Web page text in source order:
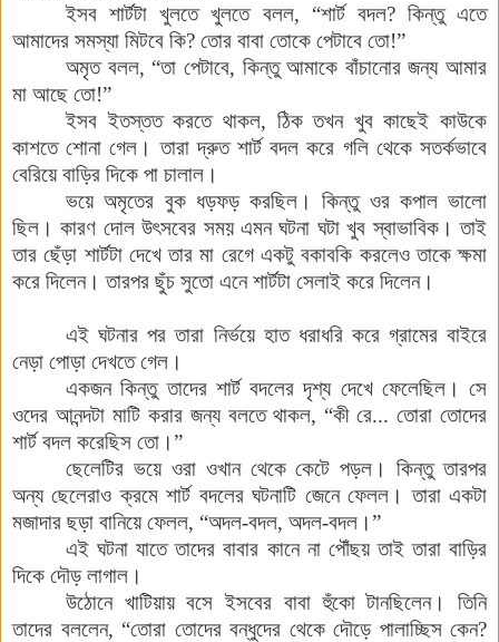
ইসব শার্টটা খুলতে খুলতে বলল, “শার্ট বদল? কিন্তু এতে
আমাদের সমস্যা মিটবে কি? তোর বাবা তোকে পেটাবে তো!”
অমৃত বলল, “তা পেটাবে, কিন্তু আমাকে বাঁচানোর জন্য আমার
মা আছে তো!”
ইসব ইতস্তত করতে থাকল, ঠিক তখন খুব কাছেই কাউকে
কাশতে শোনা গেল । তারা দ্রুত শার্ট বদল করে গলি থেকে সতর্কভাবে
বেরিয়ে বাড়ির দিকে পা চালাল ।
ভয়ে অমৃতের বুক ধড়ফড় করছিল । কিন্তু ওর কপাল ভালো
ছিল । কারণ দোল উৎসবের সময় এমন ঘটনা ঘটা খুব স্বাভাবিক। তাই
তার ছেঁড়া শার্টটা দেখে তার মা রেগে একটু বকাবকি করলেও তাকে ক্ষমা
করে দিলেন। তারপর ছুঁচ সুতো এনে শার্টটা সেলাই করে দিলেন।
এই ঘটনার পর তারা নির্ভয়ে হাত ধরাধরি করে গ্রামের বাইরে
নেড়া পোড়া দেখতে গেল ।
একজন কিন্তু তাদের শার্ট বদলের দৃশ্য দেখে ফেলেছিল। সে
ওদের আনন্দটা মাটি করার জন্য বলতে থাকল, “কী রে... তোরা তোদের
শার্ট বদল করেছিস তো ।”
ছেলেটির ভয়ে ওরা ওখান থেকে কেটে পড়ল । কিন্তু তারপর
অন্য ছেলেরাও ক্রমে শার্ট বদলের ঘটনাটি জেনে ফেলল । তারা একটা
মজাদার ছড়া বানিয়ে ফেলল, “অদল-বদল, অদল-বদল ।”
এই ঘটনা যাতে তাদের বাবার কানে না পৌঁছয় তাই তারা বাড়ির
দিকে দৌড় লাগাল ।
উঠোনে খাটিয়ায় বসে ইসবের বাবা হুঁকো টানছিলেন।
তিনি
তাদের বললেন, “তোরা তোদের বন্ধুদের থেকে দৌড়ে পালাচ্ছিস কেন?